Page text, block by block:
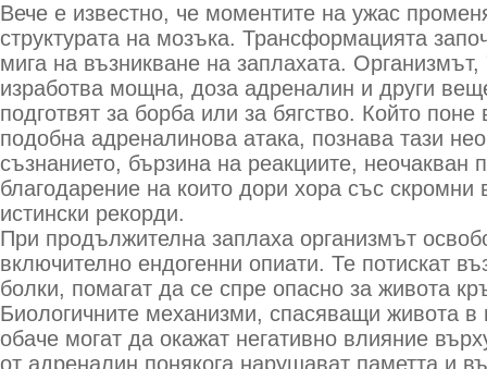
Вече е известно, че моментите на ужас
структурата на мозъка. Трансформацията
мига на възникване на заплахата.
изработва мощна, доза адреналин и други
подготвят за борба или за бягство. Който
подобна адреналинова атака, познава тази
съзнанието, бързина на реакциите, неочакван
благодарение на които дори хора със скромни
истински рекорди.
При продължителна заплаха организмът
включително ендогенни опиати. Те потискат
болки, помагат да се спре опасно за живота
Биологичните механизми, спасяващи живота в
обаче могат да окажат негативно влияние
от адреналин понякога нарушават паметта и